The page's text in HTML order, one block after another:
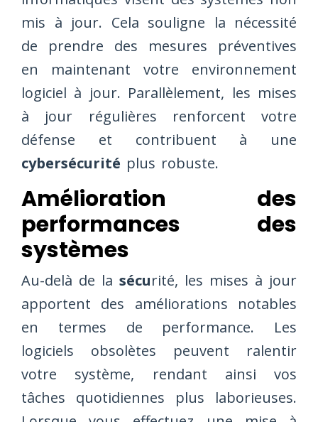
mis à jour. Cela souligne la nécessité
de prendre des mesures préventives
en maintenant votre environnement
logiciel à jour. Parallèlement, les mises
à jour régulières renforcent votre
défense et contribuent à une
cybersécurité plus robuste.
Amélioration des
performances des
systèmes
Au-delà de la sécurité, les mises à jour
apportent des améliorations notables
en termes de performance. Les
logiciels obsolètes peuvent ralentir
votre système, rendant ainsi vos
tâches quotidiennes plus laborieuses.